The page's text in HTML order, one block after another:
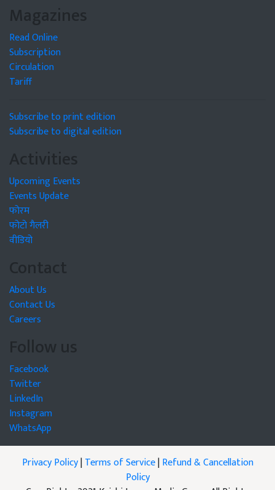
Magazines
Read Online
Subscription
Circulation
Tariff
Subscribe to print edition
Subscribe to digital edition
Activities
Upcoming Events
Events Update
फोरम
फोटो गैलरी
वीडियो
Contact
About Us
Contact Us
Careers
Follow us
Facebook
Twitter
LinkedIn
Instagram
WhatsApp
Privacy Policy|Terms of Service|Refund & Cancellation
Policy